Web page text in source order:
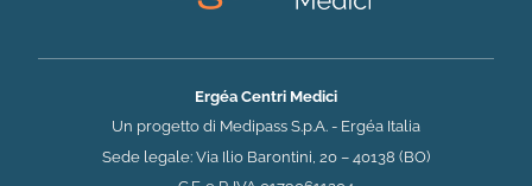
Ergéa Centri Medici
Un progetto di Medipass S.p.A. - Ergéa Italia
Sede legale: Via Ilio Barontini, 20 – 40138 (BO)